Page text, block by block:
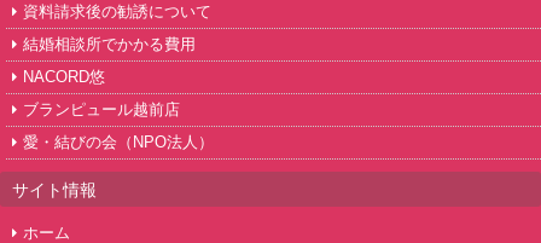
資料請求後の勧誘について
結婚相談所でかかる費用
NACORD悠
ブランピュール越前店
愛・結びの会（NPO法人）
サイト情報
ホーム